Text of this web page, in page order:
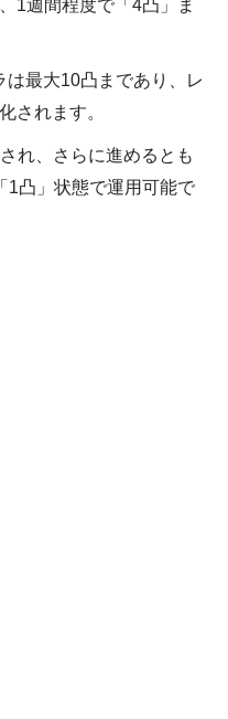
1週間程度で「4凸」ま
は最大10凸まであり、レ
されます。
れ、さらに進めるとも
1凸」状態で運用可能で